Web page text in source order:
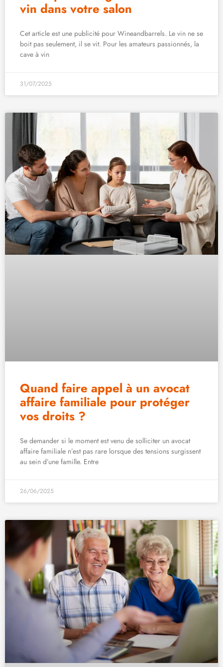
vin dans votre salon
Cet article est une publicité pour Wineandbarrels. Le vin ne se
boit pas seulement, il se vit. Pour les amateurs passionnés, la
cave à vin
31/07/2025
Quand faire appel à un avocat
affaire familiale pour protéger
vos droits ?
Se demander si le moment est venu de solliciter un avocat
affaire familiale n’est pas rare lorsque des tensions surgissent
au sein d’une famille. Entre
26/06/2025